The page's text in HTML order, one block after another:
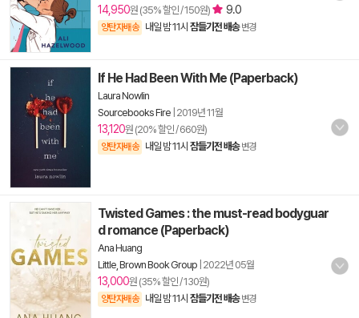
14,950원 (35% 할인 / 150원) 9.0
양탄자배송 내일 밤 11시 잠들기전 배송 변경
If He Had Been With Me (Paperback)
Laura Nowlin
Sourcebooks Fire 2019년 11월
13,120원 (20% 할인 / 660원)
양탄자배송 내일 밤 11시 잠들기전 배송 변경
Twisted Games : the must-read bodyguar
d romance (Paperback)
Ana Huang
Little, Brown Book Group 2022년 05월
13,000원 (35% 할인 / 130원)
양탄자배송 내일 밤 11시 잠들기전 배송 변경